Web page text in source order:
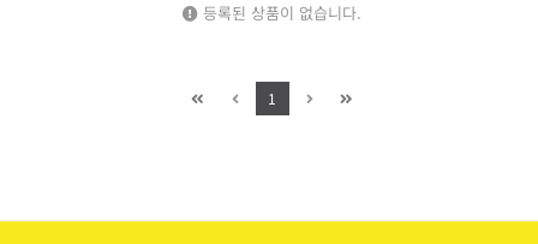
등록된 상품이 없습니다.
1